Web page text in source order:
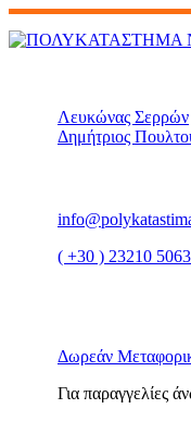
Λευκώνας Σερρών
Δημήτριος
( +30 ) 23210
Δωρεάν
Για παραγγελίες